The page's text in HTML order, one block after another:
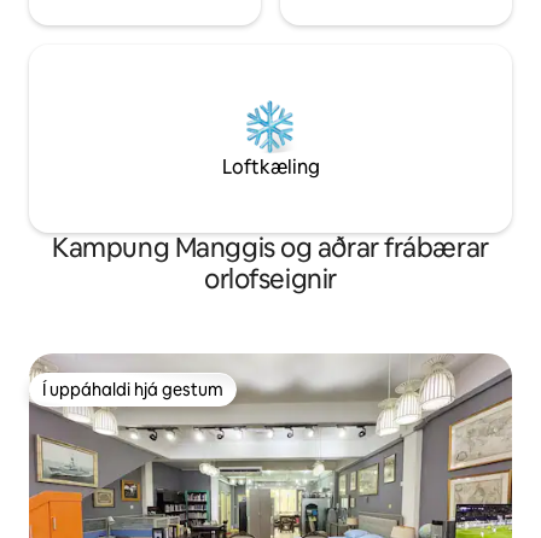
Loftkæling
Kampung Manggis og aðrar frábærar
orlofseignir
Í uppáhaldi hjá gestum
Í uppáhaldi hjá gestum